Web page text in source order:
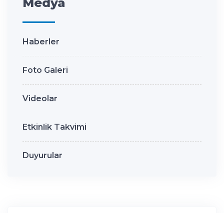
Medya
Haberler
Foto Galeri
Videolar
Etkinlik Takvimi
Duyurular